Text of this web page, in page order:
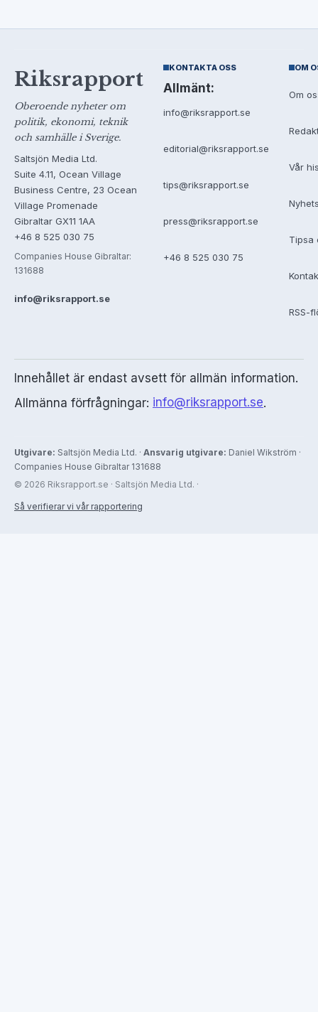
Riksrapport
Oberoende nyheter om
politik, ekonomi, teknik
och samhälle i Sverige.
Saltsjön Media Ltd.
Suite 4.11, Ocean Village
Business Centre, 23 Ocean
Village Promenade
Gibraltar GX11 1AA
+46 8 525 030 75
Companies House Gibraltar:
131688
info@riksrapport.se
KONTAKTA OSS
Allmänt:
info@riksrapport.se
editorial@riksrapport.se
tips@riksrapport.se
press@riksrapport.se
+46 8 525 030 75
OM
Om
Vår
Tipsa
RSS-
Innehållet är endast avsett för allmän information.
Allmänna förfrågningar: info@riksrapport.se.
Utgivare: Saltsjön Media Ltd. · Ansvarig utgivare: Daniel Wikström ·
Companies House Gibraltar 131688
© 2026 Riksrapport.se · Saltsjön Media Ltd. ·
Så verifierar vi vår rapportering